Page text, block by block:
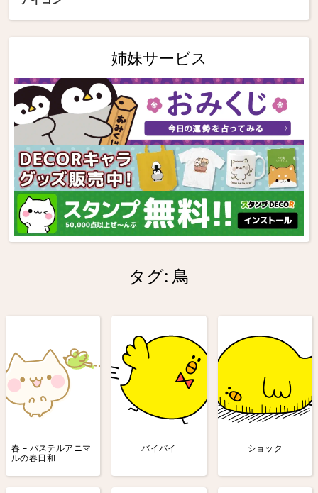
姉妹サービス
タグ: 鳥
春 – パステルアニマ
ルの春日和
バイバイ ショック